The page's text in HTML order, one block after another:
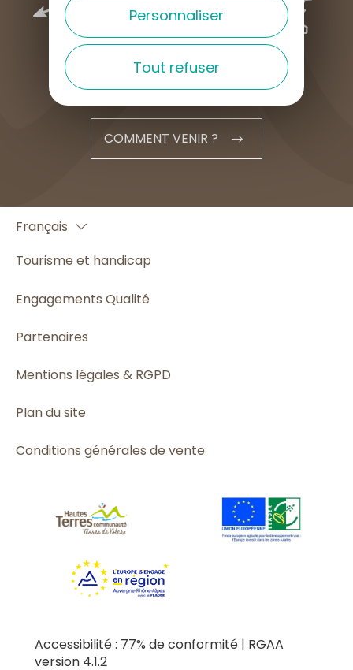
COMMENT VENIR ?
Français
Español
Tourisme et handicap
Engagements Qualité
Partenaires
Mentions légales & RGPD
Plan du site
Conditions générales de vente
Accessibilité : 77% de conformité | RGAA
version 4.1.2
Personnaliser
Tout refuser